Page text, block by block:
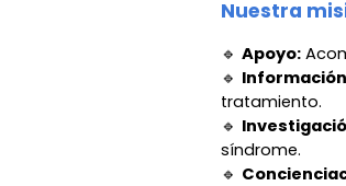
Nuestra
🔹Apoyo:
🔹
tratamiento.
🔹
síndrome.
🔹